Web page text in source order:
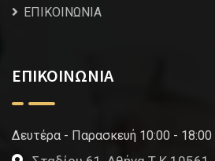
ΕΠΙΚΟΙΝΩΝΙΑ
ΕΠΙΚΟΙΝΩΝΙΑ
Δευτέρα - Παρασκευή 10:00 - 18:00